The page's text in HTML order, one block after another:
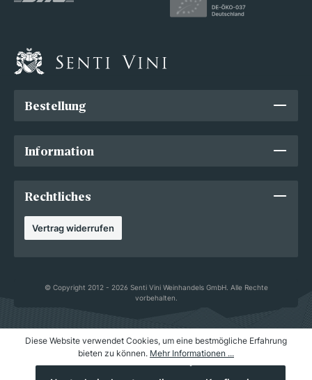
Bestellung
Information
Rechtliches
Vertrag widerrufen
© Copyright 2012 - 2026 Senti Vini Weinhandels GmbH. Alle Rechte
vorbehalten.
Diese Website verwendet Cookies, um eine bestmögliche Erfahrung
bieten zu können. Mehr Informationen ...